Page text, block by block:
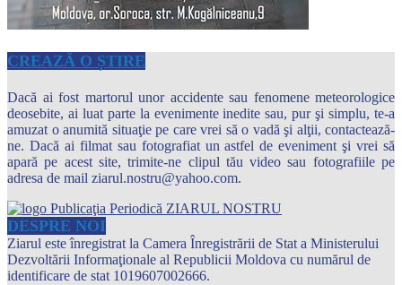
CREAZĂ O ȘTIRE
Dacă ai fost martorul unor accidente sau fenomene meteorologice
deosebite, ai luat parte la evenimente inedite sau, pur şi simplu, te-a
amuzat o anumită situaţie pe care vrei să o vadă şi alţii, contactează-
ne. Dacă ai filmat sau fotografiat un astfel de eveniment şi vrei să
apară pe acest site, trimite-ne clipul tău video sau fotografiile pe
adresa de mail ziarul.nostru@yahoo.com.
DESPRE NOI
Ziarul este înregistrat la Camera Înregistrării de Stat a Ministerului
Dezvoltării Informaţionale al Republicii Moldova cu numărul de
identificare de stat 1019607002666.